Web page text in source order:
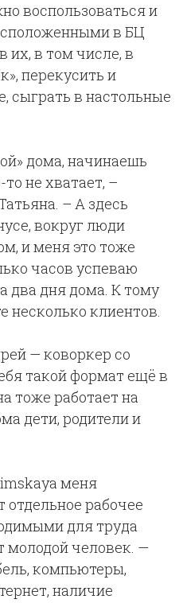
воспользоваться и
в БЦ
их, в том числе, в
перекусить и
сыграть в настольные
дома, начинаешь
не хватает, –
– А здесь
вокруг люди
и меня это тоже
часов успеваю
два дня дома. К тому
несколько клиентов.
— коворкер со
такой формат ещё в
тоже работает на
дети, родители и
меня
отдельное рабочее
для труда
молодой человек. —
компьютеры,
наличие